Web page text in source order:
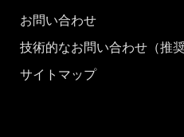
お問い合わせ
技術的なお問い合わせ（推奨
サイトマップ